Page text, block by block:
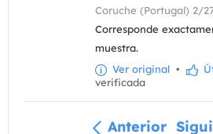
Coruche (Portugal) 2/
Corresponde
muestra.
Ver original •
verificada
Anterior